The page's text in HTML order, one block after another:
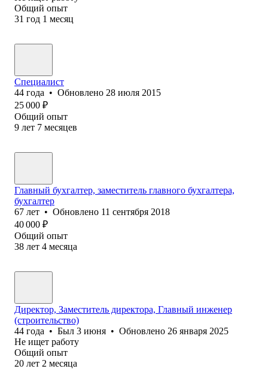
Общий опыт
31 год 1 месяц
Специалист
44 года • Обновлено 28 июля 2015
25 000 ₽
Общий опыт
9 лет 7 месяцев
Главный бухгалтер, заместитель главного бухгалтера,
бухгалтер
67 лет • Обновлено 11 сентября 2018
40 000 ₽
Общий опыт
38 лет 4 месяца
Директор, Заместитель директора, Главный инженер
(строительство)
44 года • Был 3 июня • Обновлено 26 января 2025
Не ищет работу
Общий опыт
20 лет 2 месяца